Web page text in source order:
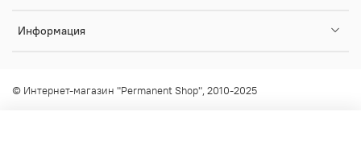
Информация
© Интернет-магазин "Permanent Shop", 2010-2025